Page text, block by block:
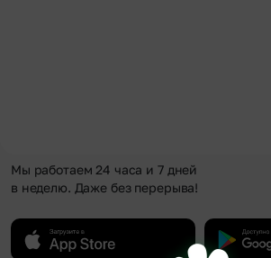
Мы работаем 24 часа и 7 дней
в неделю. Даже без перерыва!